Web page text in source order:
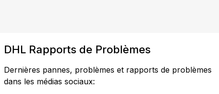
DHL Rapports de Problèmes
Dernières pannes, problèmes et rapports de problèmes
dans les médias sociaux: